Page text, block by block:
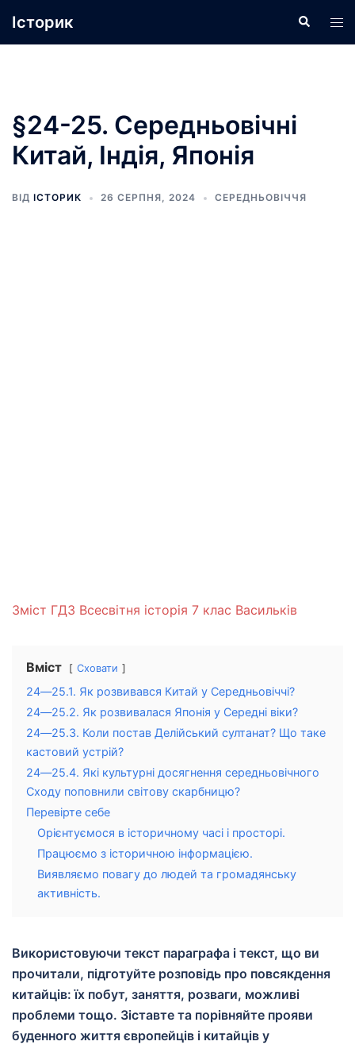
доІсторик Пошук
§24-25. Середньовічні
Китай, Індія, Японія
ВІД ІСТОРИК 26 СЕРПНЯ, 2024 СЕРЕДНЬОВІЧЧЯ
Зміст ГДЗ Всесвітня історія 7 клас Васильків
Вміст Сховати
24―25.1. Як розвивався Китай у Середньовіччі?
24―25.2. Як розвивалася Японія у Середні віки?
24―25.3. Коли постав Делійський султанат? Що таке
кастовий устрій?
24―25.4. Які культурні досягнення середньовічного
Сходу поповнили світову скарбницю?
Перевірте себе
Орієнтуємося в історичному часі і просторі.
Працюємо з історичною інформацією.
Виявляємо повагу до людей та громадянську
активність.
Використовуючи текст параграфа і текст, що ви
прочитали, підготуйте розповідь про повсякдення
китайців: їх побут, заняття, розваги, можливі
проблеми тощо. Зіставте та порівняйте прояви
буденного життя європейців і китайців у